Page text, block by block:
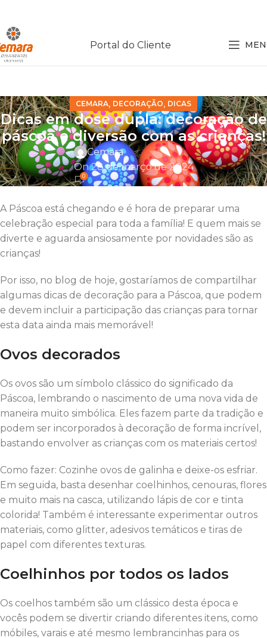
Portal do Cliente
CEMARA, DECORAÇÃO, DICAS
Dicas em dose dupla: decoração de
páscoa e diversão com as crianças!
Cemara
On 28 de março de 2024
0
A Páscoa está chegando e é hora de preparar uma
celebração especial para toda a família! E quem mais se
diverte e aguarda ansiosamente por novidades são as
crianças!
Por isso, no blog de hoje, gostaríamos de compartilhar
algumas dicas de decoração para a Páscoa, que podem
e devem incluir a participação das crianças para tornar
esta data ainda mais memorável!
Ovos decorados
Os ovos são um símbolo clássico do significado da
Páscoa, lembrando o nascimento de uma nova vida de
maneira muito simbólica. Eles fazem parte da tradição e
podem ser incorporados à decoração de forma incrível,
bastando envolver as crianças com os materiais certos!
Como fazer: Cozinhe ovos de galinha e deixe-os esfriar.
Em seguida, basta desenhar coelhinhos, cenouras, flores
e muito mais na casca, utilizando lápis de cor e tinta
colorida! Também é interessante experimentar outros
materiais, como glitter, adesivos temáticos e tiras de
papel com diferentes texturas.
Coelhinhos por todos os lados
Os coelhos também são um clássico desta época e
vocês podem se divertir criando diferentes itens, como
móbiles, varais e até mesmo lembrancinhas para os